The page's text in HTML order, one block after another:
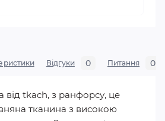
Відгуки 0 Питання 0
від tkach, з ранфорсу, це
тканина з високою